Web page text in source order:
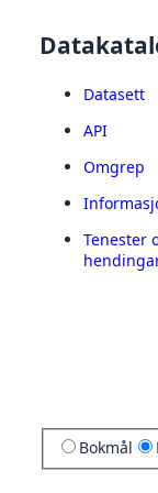
Datasett
API
Omgrep
Tenester
Bokmål